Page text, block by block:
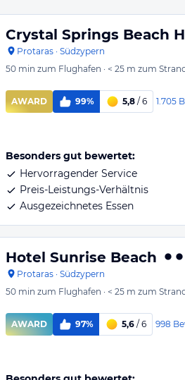
Crystal Springs Beach
Protaras · Südzypern
50 min zum Flughafen · < 25 m zum
AWARD 99% 5,8 / 6 1.705
Besonders gut bewertet:
Hervorragender Service
Preis-Leistungs-Verhältnis
Ausgezeichnetes Essen
Hotel Sunrise Beach
Protaras · Südzypern
50 min zum Flughafen · < 25 m zum
AWARD 97% 5,6 / 6 998